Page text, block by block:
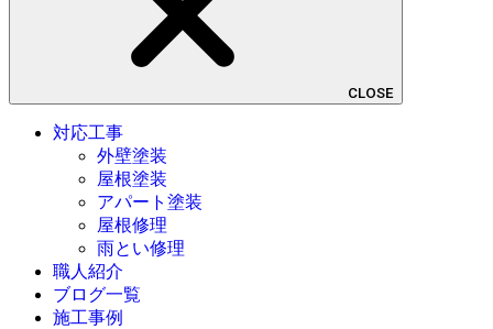
CLOSE
対応工事
外壁塗装
屋根塗装
アパート塗装
屋根修理
雨とい修理
職人紹介
ブログ一覧
施工事例